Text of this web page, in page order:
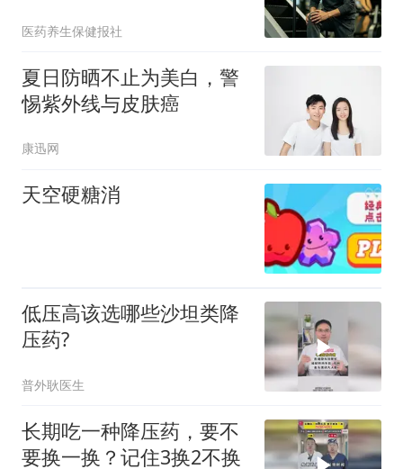
医药养生保健报社
夏日防晒不止为美白，警
惕紫外线与皮肤癌
康迅网
天空硬糖消
低压高该选哪些沙坦类降
压药?
普外耿医生
长期吃一种降压药，要不
要换一换？记住3换2不换